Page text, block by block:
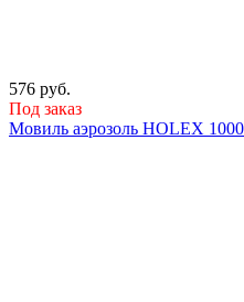
576 руб.
Под заказ
Мовиль аэрозоль HOLEX